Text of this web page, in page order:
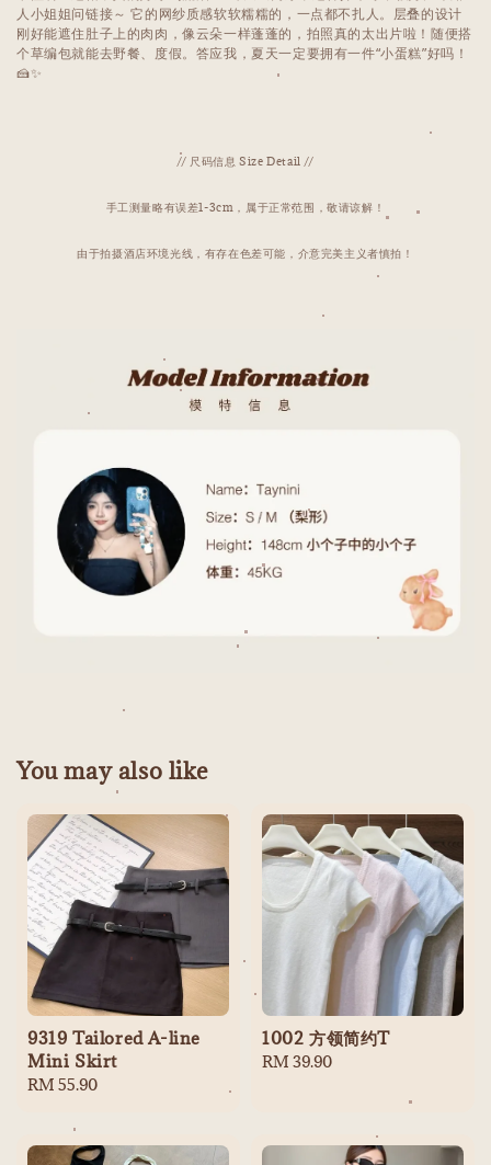
人小姐姐问链接～ 它的网纱质感软软糯糯的，一点都不扎人。层叠的设计
刚好能遮住肚子上的肉肉，像云朵一样蓬蓬的，拍照真的太出片啦！随便搭
个草编包就能去野餐、度假。答应我，夏天一定要拥有一件“小蛋糕”好吗！
🍰✨
// 尺码信息 Size Detail //
手工测量略有误差1-3cm，属于正常范围，敬请谅解！
由于拍摄酒店环境光线，有存在色差可能，介意完美主义者慎拍！
You may also like
9319 Tailored A-line
Mini Skirt
Regular
RM 55.90
1002 方领简约T
Regular
RM 39.90